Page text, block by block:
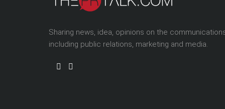
Sharing news, idea, opinions on the
including public relations, marketing and media.